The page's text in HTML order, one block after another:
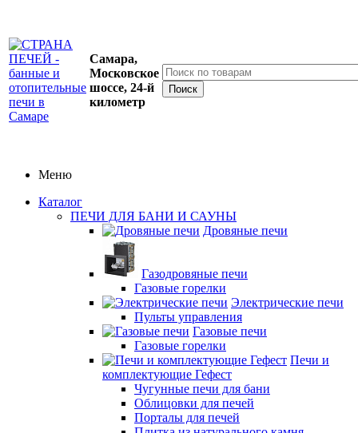
Самара,
Московское
шоссе, 24-й
километр
Меню
Каталог
ПЕЧИ ДЛЯ БАНИ И САУНЫ
Дровяные печи
Газодровяные печи
Газовые горелки
Электрические печи
Пульты управления
Газовые печи
Газовые горелки
Печи и
комплектующие Гефест
Чугунные печи для бани
Облицовки для печей
Порталы для печей